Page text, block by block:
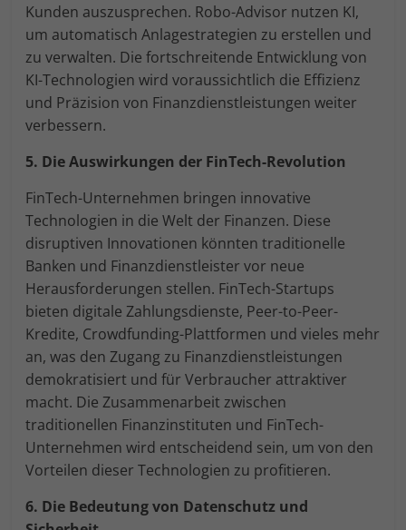
Kunden auszusprechen. Robo-Advisor nutzen KI,
um automatisch Anlagestrategien zu erstellen und
zu verwalten. Die fortschreitende Entwicklung von
KI-Technologien wird voraussichtlich die Effizienz
und Präzision von Finanzdienstleistungen weiter
verbessern.
5. Die Auswirkungen der FinTech-Revolution
FinTech-Unternehmen bringen innovative
Technologien in die Welt der Finanzen. Diese
disruptiven Innovationen könnten traditionelle
Banken und Finanzdienstleister vor neue
Herausforderungen stellen. FinTech-Startups
bieten digitale Zahlungsdienste, Peer-to-Peer-
Kredite, Crowdfunding-Plattformen und vieles mehr
an, was den Zugang zu Finanzdienstleistungen
demokratisiert und für Verbraucher attraktiver
macht. Die Zusammenarbeit zwischen
traditionellen Finanzinstituten und FinTech-
Unternehmen wird entscheidend sein, um von den
Vorteilen dieser Technologien zu profitieren.
6. Die Bedeutung von Datenschutz und